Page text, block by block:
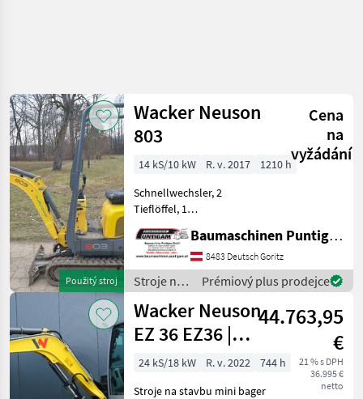
Použitý stroj
Wacker Neuson
803
Cena
na
vyžádání
14 kS/10 kW R. v. 2017
1210 h
Schnellwechsler, 2
Tieflöffel, 1
verstellbares Laufwerk 70 -
86 cm Referenznummer:
10268 Baumaschinen
Puntigam GmbH Unser
Spezialgebiet: Ankauf
Baumaschinen Puntigam GmbH
8483 Deutsch Goritz
Stroje na
stavbu /
Wacker
Neuson
Prémiový plus prodejce
Wacker Neuson
EZ 36 EZ36 |
Powertilt |
744std | 2022
44.763,95
€
21 % s DPH
36.995 €
netto
24 kS/18 kW R. v. 2022
744 h
Stroje na stavbu mini bager